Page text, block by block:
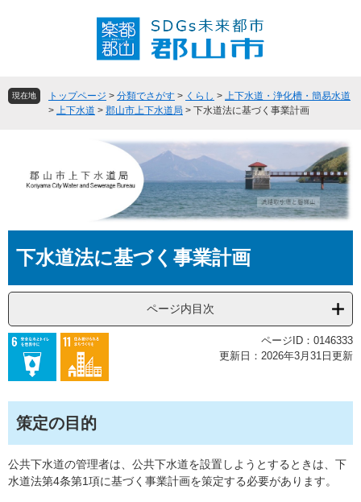
頭
飛現在地 トップページ > 分類でさがす > くらし > 上下水道・浄化槽・簡易水道
> 上下水道 > 郡山市上下水道局 > 下水道法に基づく事業計画
文下水道法に基づく事業計画
ページ内目次
ページID：0146333
更新日：2026年3月31日更新
策定の目的
公共下水道の管理者は、公共下水道を設置しようとするときは、下
水道法第4条第1項に基づく事業計画を策定する必要があります。